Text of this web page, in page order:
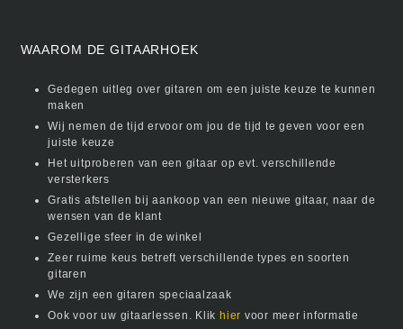
WAAROM DE GITAARHOEK
Gedegen uitleg over gitaren om een juiste keuze te kunnen
maken
Wij nemen de tijd ervoor om jou de tijd te geven voor een
juiste keuze
Het uitproberen van een gitaar op evt. verschillende
versterkers
Gratis afstellen bij aankoop van een nieuwe gitaar, naar de
wensen van de klant
Gezellige sfeer in de winkel
Zeer ruime keus betreft verschillende types en soorten
gitaren
We zijn een gitaren speciaalzaak
Ook voor uw gitaarlessen. Klik hier voor meer informatie